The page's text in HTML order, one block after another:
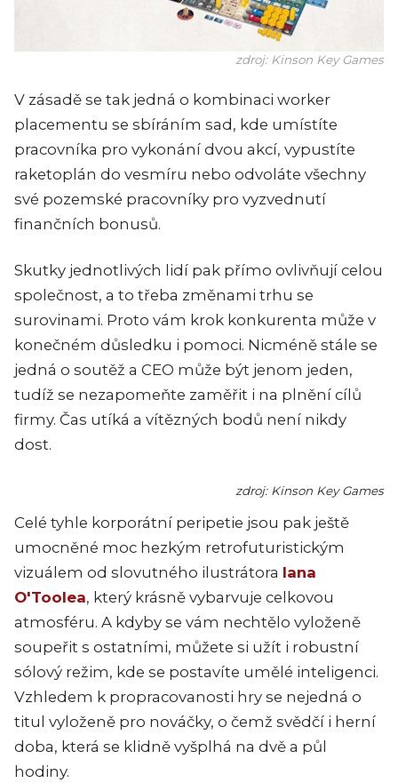
zdroj: Kinson Key Games
V zásadě se tak jedná o kombinaci worker
placementu se sbíráním sad, kde umístíte
pracovníka pro vykonání dvou akcí, vypustíte
raketoplán do vesmíru nebo odvoláte všechny
své pozemské pracovníky pro vyzvednutí
finančních bonusů.
Skutky jednotlivých lidí pak přímo ovlivňují celou
společnost, a to třeba změnami trhu se
surovinami. Proto vám krok konkurenta může v
konečném důsledku i pomoci. Nicméně stále se
jedná o soutěž a CEO může být jenom jeden,
tudíž se nezapomeňte zaměřit i na plnění cílů
firmy. Čas utíká a vítězných bodů není nikdy
dost.
zdroj: Kinson Key Games
Celé tyhle korporátní peripetie jsou pak ještě
umocněné moc hezkým retrofuturistickým
vizuálem od slovutného ilustrátora Iana
O'Toolea, který krásně vybarvuje celkovou
atmosféru. A kdyby se vám nechtělo vyloženě
soupeřit s ostatními, můžete si užít i robustní
sólový režim, kde se postavíte umělé inteligenci.
Vzhledem k propracovanosti hry se nejedná o
titul vyloženě pro nováčky, o čemž svědčí i herní
doba, která se klidně vyšplhá na dvě a půl
hodiny.